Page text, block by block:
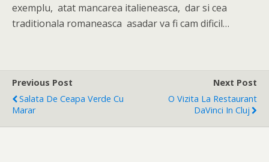
exemplu, atat mancarea italieneasca, dar si cea
traditionala romaneasca asadar va fi cam dificil…
Previous Post
Salata De Ceapa Verde Cu
Marar
Next Post
O Vizita La Restaurant
DaVinci In Cluj